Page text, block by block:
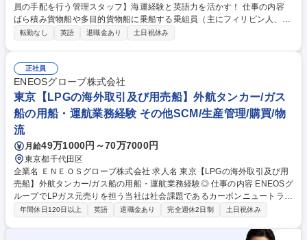
員の手配を行う管理スタッフ】海運経験と英語力を活かす！ 仕事の内容
ばら積み貨物船や多目的貨物船に乗船する乗組員（主にフィリピン人、ベ
トナム人、ミャンマー人）の配乗や労務管理に関する、下記業務を行って
後、徐々に業務領域を広げていっていただきます。 ・海運経験と英語力
を、船の安全と効率を左右する「船員及びマンニング会社とのパートナー
シップの構築に活かせます。 【具体的な仕事内容】船員の乗下船手配/船
員管理/組合手続き/船用金の送金/船員への教育 募集職種 ポテンシャル採用
【船員の手配を行う管理スタッフ】海運経験と英語力を活かす！
転勤なし 英語 退職金あり 土日祝休み
正社員
ENEOSグローブ株式会社
東京【LPGの海外取引及び用売船】外航タンカー/ガス
船の用船・運航業務経験 その他SCM/生産管理/購買/物
流
月給49万1000円～70万7000円
東京都千代田区
企業名 ＥＮＥＯＳグローブ株式会社 求人名 東京【LPGの海外取引及び用
売船】外航タンカー/ガス船の用船・運航業務経験◎ 仕事の内容 ENEOSグ
ループでLPガス元売りを担う当社は社会課題であるカーボンニュートラル
への対応や新規事業分野にも挑戦しています。本ポジションではLPGの海
LPGの積揚含むLPG船のオペレーションを通じ、適性に応じて以下の業務
年間休日120日以上 英語 退職金あり 完全週休2日制 土日祝休み